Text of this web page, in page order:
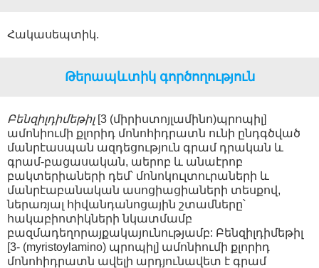
Հակասեպտիկ.
Թերապևտիկ գործողություն
Բենզիլդիմեթիլ[3 (միրիստոյլամինո)պրոպիլ]
ամոնիումի քլորիդ մոնոհիդրատն ունի ընդգծված
մանրէասպան ազդեցություն գրամ դրական և
գրամ-բացասական, աերոբ և անաէրոբ
բակտերիաների դեմ՝ մոնոկուլտուրաների և
մանրէաբանական ասոցիացիաների տեսքով,
ներառյալ հիվանդանոցային շտամները՝
հակաբիոտիկների նկատմամբ
բազմադեղորայքակայունությամբ: Բենզիլդիմեթիլ
[3- (myristoylamino) պրոպիլ] ամոնիումի քլորիդ
մոնոհիդրատն ավելի արդյունավետ է գրամ